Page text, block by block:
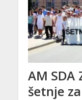
AM SDA
šetnje